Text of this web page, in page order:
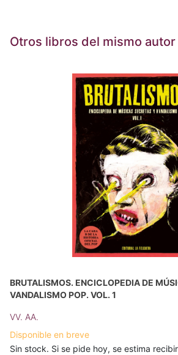
Otros libros del mismo autor
BRUTALISMOS. ENCICLOPEDIA DE
VANDALISMO POP. VOL. 1
VV. AA.
Disponible en breve
Sin stock. Si se pide hoy, se estima